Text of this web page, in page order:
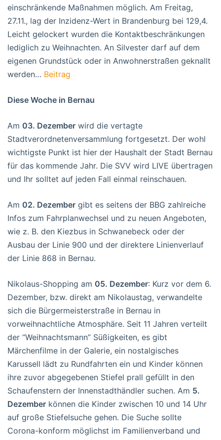
einschränkende Maßnahmen möglich. Am Freitag,
27.11., lag der Inzidenz-Wert in Brandenburg bei 129,4.
Leicht gelockert wurden die Kontaktbeschränkungen
lediglich zu Weihnachten. An Silvester darf auf dem
eigenen Grundstück oder in Anwohnerstraßen geknallt
werden… Beitrag
Diese Woche in Bernau
Am 03. Dezember wird die vertagte
Stadtverordnetenversammlung fortgesetzt. Der wohl
wichtigste Punkt ist hier der Haushalt der Stadt Bernau
für das kommende Jahr. Die SVV wird LIVE übertragen
und Ihr solltet auf jeden Fall einmal reinschauen.
Am 02. Dezember gibt es seitens der BBG zahlreiche
Infos zum Fahrplanwechsel und zu neuen Angeboten,
wie z. B. den Kiezbus in Schwanebeck oder der
Ausbau der Linie 900 und der direktere Linienverlauf
der Linie 868 in Bernau.
Nikolaus-Shopping am 05. Dezember: Kurz vor dem 6.
Dezember, bzw. direkt am Nikolaustag, verwandelte
sich die Bürgermeisterstraße in Bernau in
vorweihnachtliche Atmosphäre. Seit 11 Jahren verteilt
der “Weihnachtsmann” Süßigkeiten, es gibt
Märchenfilme in der Galerie, ein nostalgisches
Karussell lädt zu Rundfahrten ein und Kinder können
ihre zuvor abgegebenen Stiefel prall gefüllt in den
Schaufenstern der Innenstadthändler suchen. Am 5.
Dezember können die Kinder zwischen 10 und 14 Uhr
auf große Stiefelsuche gehen. Die Suche sollte
Corona-konform möglichst im Familienverband und